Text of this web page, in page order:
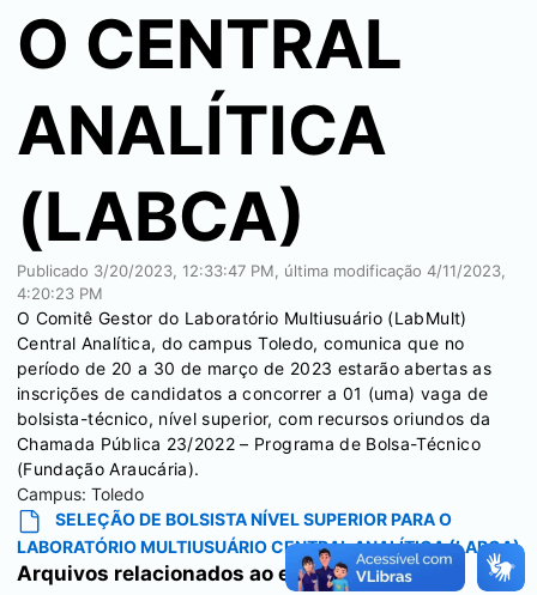
O CENTRAL
ANALÍTICA
(LABCA)
Publicado 3/20/2023, 12:33:47 PM , última modificação 4/11/2023,
4:20:23 PM
O Comitê Gestor do Laboratório Multiusuário (LabMult)
Central Analítica, do campus Toledo, comunica que no
período de 20 a 30 de março de 2023 estarão abertas as
inscrições de candidatos a concorrer a 01 (uma) vaga de
bolsista-técnico, nível superior, com recursos oriundos da
Chamada Pública 23/2022 – Programa de Bolsa-Técnico
(Fundação Araucária).
Campus: Toledo
SELEÇÃO DE BOLSISTA NÍVEL SUPERIOR PARA O
LABORATÓRIO MULTIUSUÁRIO CENTRAL ANALÍTICA (LABCA)
Arquivos relacionados ao edital